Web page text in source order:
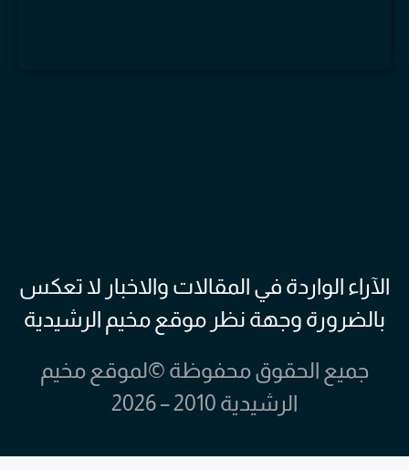
الآراء الواردة في المقالات والاخبار لا تعكس
بالضرورة وجهة نظر موقع مخيم الرشيدية
جميع الحقوق محفوظة ©لموقع مخيم
الرشيدية 2010 – 2026